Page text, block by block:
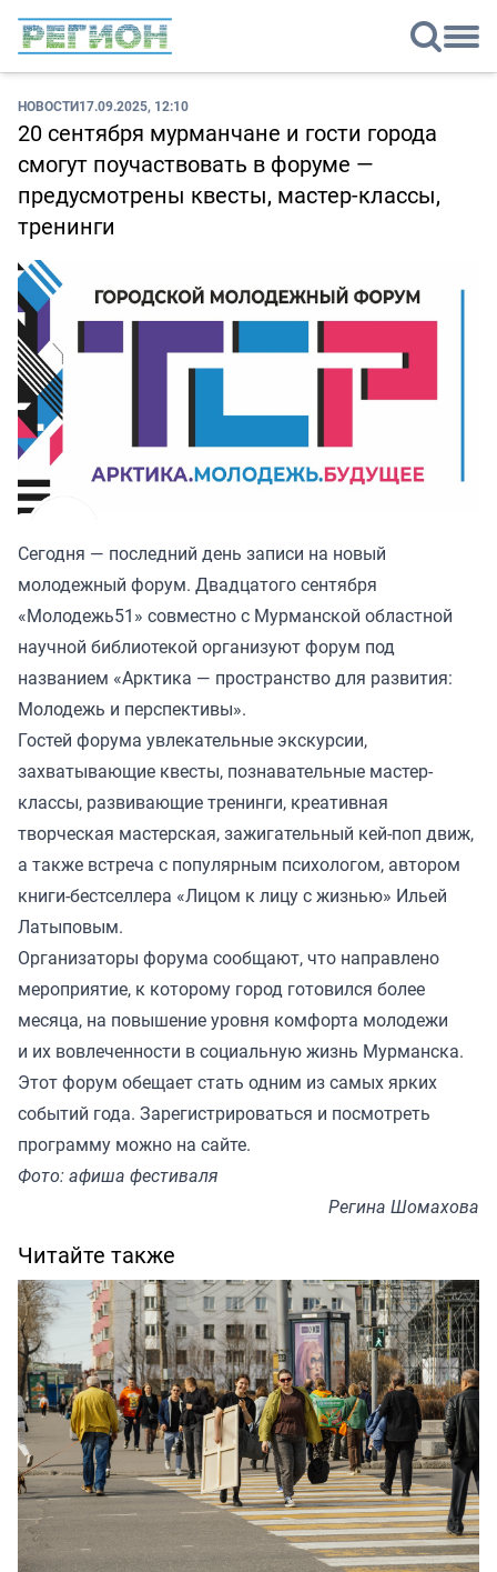
НОВОСТИ17.09.2025, 12:10
20 сентября мурманчане и гости города
смогут поучаствовать в форуме —
предусмотрены квесты, мастер-классы,
тренинги
Сегодня — последний день записи на новый
молодежный форум. Двадцатого сентября
«Молодежь51» совместно с Мурманской областной
научной библиотекой организуют форум под
названием «Арктика — пространство для развития:
Молодежь и перспективы».
Гостей форума увлекательные экскурсии,
захватывающие квесты, познавательные мастер-
классы, развивающие тренинги, креативная
творческая мастерская, зажигательный кей-поп движ,
а также встреча с популярным психологом, автором
книги-бестселлера «Лицом к лицу с жизнью» Ильей
Латыповым.
Организаторы форума сообщают, что направлено
мероприятие, к которому город готовился более
месяца, на повышение уровня комфорта молодежи
и их вовлеченности в социальную жизнь Мурманска.
Этот форум обещает стать одним из самых ярких
событий года. Зарегистрироваться и посмотреть
программу можно на сайте.
Фото: афиша фестиваля
Регина Шомахова
Читайте также